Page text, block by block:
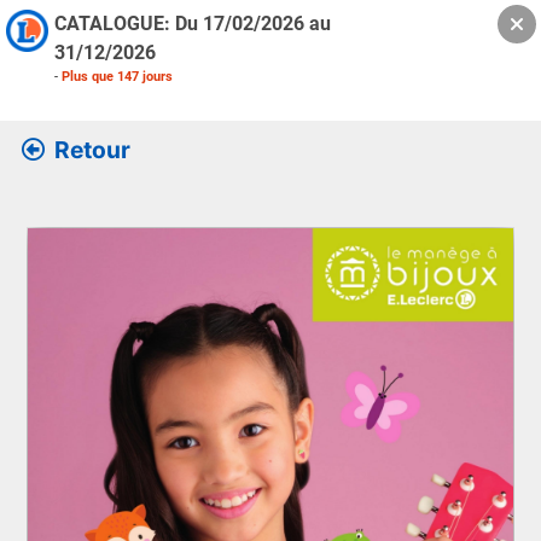
CATALOGUE: Du 17/02/2026 au
31/12/2026
- Plus que 147 jours
Retour